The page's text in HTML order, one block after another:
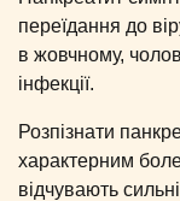
переїдання до
в жовчному,
інфекції.
Розпізнати
характерним
відчувають